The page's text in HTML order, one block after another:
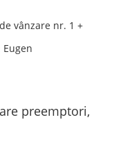
vânzare nr. 1 +
preemptori,